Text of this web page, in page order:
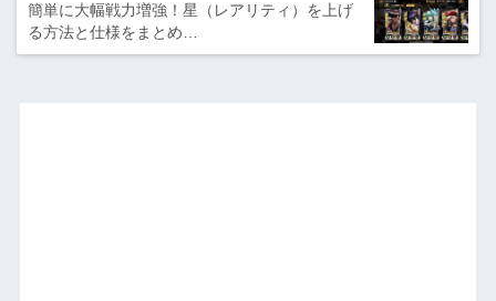
簡単に大幅戦力増強！星（レアリティ）を上げ
る方法と仕様をまとめ…